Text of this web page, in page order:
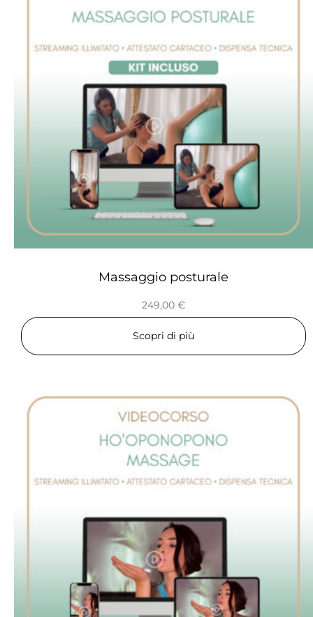
Massaggio posturale
249,00 €
Scopri di più